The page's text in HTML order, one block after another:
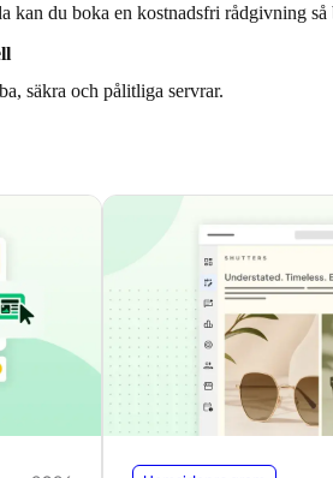
kan du boka en kostnadsfri rådgivning
säkra och pålitliga servrar.